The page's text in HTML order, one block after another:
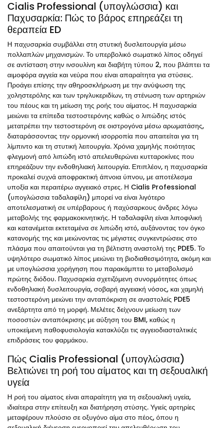
Cialis Professional (υπογλώσσια) και
Παχυσαρκία: Πώς το βάρος επηρεάζει τη
θεραπεία ED
Η παχυσαρκία συμβάλλει στη στυτική δυσλειτουργία μέσω
πολλαπλών μηχανισμών. Το υπερβολικό σωματικό λίπος οδηγεί
σε αντίσταση στην ινσουλίνη και διαβήτη τύπου 2, που βλάπτει τα
αιμοφόρα αγγεία και νεύρα που είναι απαραίτητα για στύσεις.
Προάγει επίσης την αθηροσκλήρωση με την ανύψωση της
χοληστερόλης και των τριγλυκεριδίων, τη στένωση των αρτηριών
του πέους και τη μείωση της ροής του αίματος. Η παχυσαρκία
μειώνει τα επίπεδα τεστοστερόνης καθώς ο λιπώδης ιστός
μετατρέπει την τεστοστερόνη σε οιστρογόνα μέσω αρωματάσης,
διαταράσσοντας την ορμονική ισορροπία που απαιτείται για τη
λίμπιντο και τη στυτική λειτουργία. Χρόνια χαμηλής ποιότητας
φλεγμονή από λιπώδη ιστό απελευθερώνει κυτταροκίνες που
επηρεάζουν την ενδοθηλιακή λειτουργία. Επιπλέον, η παχυσαρκία
προκαλεί συχνά αποφρακτική άπνοια ύπνου, με αποτέλεσμα
υποξία και περαιτέρω αγγειακό στρες. Η Cialis Professional
(υπογλώσσια ταδαλαφίλη) μπορεί να είναι λιγότερο
αποτελεσματική σε υπέρβαρους ή παχύσαρκους άνδρες λόγω
μεταβολής της φαρμακοκινητικής. Η ταδαλαφίλη είναι λιποφιλική
και κατανέμεται εκτεταμένα σε λιπώδη ιστό, αυξάνοντας τον όγκο
κατανομής της και μειώνοντας τις μέγιστες συγκεντρώσεις στο
πλάσμα που απαιτούνται για τη βέλτιστη αναστολή της PDE5. Το
υψηλότερο σωματικό λίπος μειώνει τη βιοδιαθεσιμότητα, ακόμη και
με υπογλώσσια χορήγηση που παρακάμπτει το μεταβολισμό
πρώτης διόδου. Παχυσαρκία σχετιζόμενη συνορμότητες όπως
ενδοθηλιακή δυσλειτουργία, σοβαρή αγγειακή νόσος, και χαμηλή
τεστοστερόνη μειώνει την ανταπόκριση σε αναστολείς PDE5
ανεξάρτητα από τη μορφή. Μελέτες δείχνουν μείωση των
ποσοστών ανταπόκρισης με αύξηση του BMI, καθώς η
υποκείμενη παθοφυσιολογία κατακλύζει τις αγγειοδιασταλτικές
επιδράσεις του φαρμάκου.
Πώς Cialis Professional (υπογλώσσια)
Βελτιώνει τη ροή του αίματος και τη σεξουαλική
υγεία
Η ροή του αίματος είναι απαραίτητη για τη σεξουαλική υγεία,
ιδιαίτερα στην επίτευξη και διατήρηση στύσης. Υγιείς αρτηρίες
μεταφέρουν πλούσιο σε οξυγόνο αίμα στο πέος, όπου η